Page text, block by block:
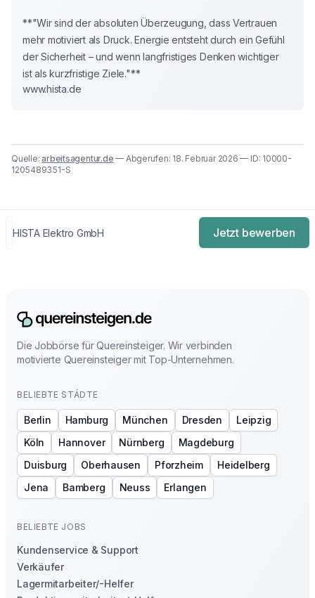
**"Wir sind der absoluten Überzeugung, dass Vertrauen
mehr motiviert als Druck. Energie entsteht durch ein Gefühl
der Sicherheit – und wenn langfristiges Denken wichtiger
ist als kurzfristige Ziele."**
www.hista.de
Quelle:arbeitsagentur.de — Abgerufen: 18. Februar 2026 — ID: 10000-
1205489351-S
HISTA Elektro GmbH Jetzt bewerben
Die Jobbörse für Quereinsteiger. Wir verbinden
motivierte Quereinsteiger mit Top-Unternehmen.
BELIEBTE STÄDTE
Berlin Hamburg München Dresden
Leipzig
Köln
Hannover Nürnberg
Magdeburg
Duisburg
Oberhausen Pforzheim
Heidelberg
Jena
Bamberg Neuss Erlangen
BELIEBTE JOBS
Kundenservice & Support
Verkäufer
Lagermitarbeiter/-Helfer